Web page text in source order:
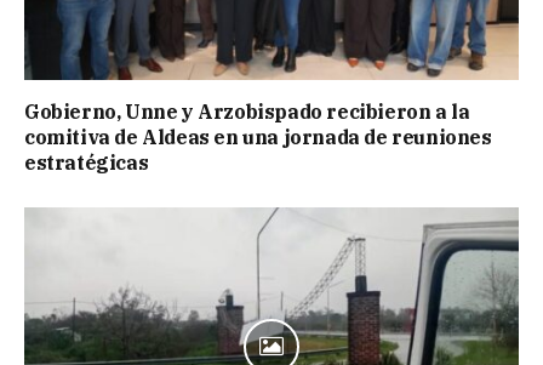
Gobierno, Unne y Arzobispado recibieron a la
comitiva de Aldeas en una jornada de reuniones
estratégicas